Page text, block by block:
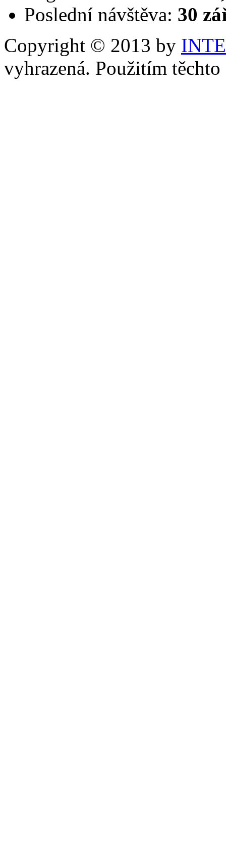
Poslední návštěva: 30
Copyright © 2013 by
vyhrazená. Použitím